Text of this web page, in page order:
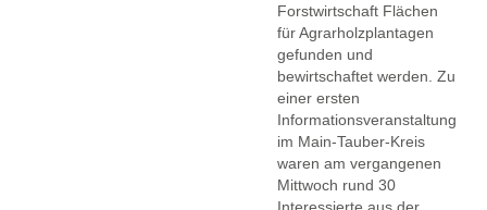
Forstwirtschaft Flächen
für Agrarholzplantagen
gefunden und
bewirtschaftet werden. Zu
einer ersten
Informationsveranstaltung
im Main-Tauber-Kreis
waren am vergangenen
Mittwoch rund 30